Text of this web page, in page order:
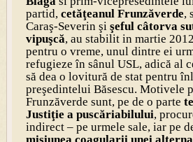
partid, cetăţeanul Frunzăverde,
Caraş-Severin şi şeful câtorva
vipuşcă, au stabilit in martie
pentru o vreme, unul dintre ei
refugieze în sânul USL, adică al
să dea o lovitură de stat pentru
preşedintelui Băsescu. Motivele
Frunzăverde sunt, pe de o parte
Justiţie a puscăriabilului,
indirect – pe urmele sale, iar pe
misiunea coagularii unei